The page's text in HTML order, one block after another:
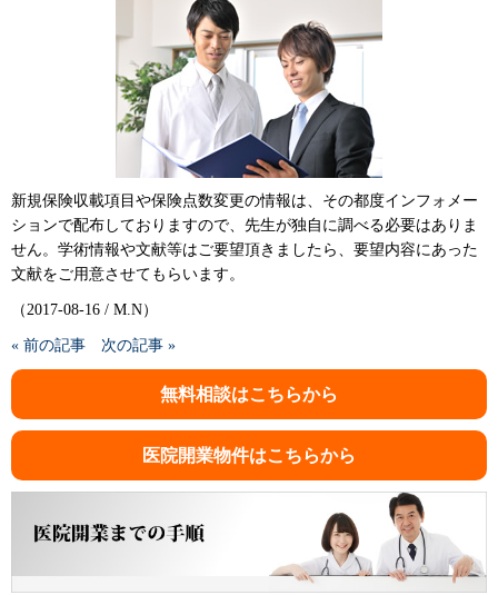
新規保険収載項目や保険点数変更の情報は、その都度インフォメー
ションで配布しておりますので、先生が独自に調べる必要はありま
せん。学術情報や文献等はご要望頂きましたら、要望内容にあった
文献をご用意させてもらいます。
（2017-08-16 / M.N）
« 前の記事 次の記事 »
無料相談はこちらから
医院開業物件はこちらから